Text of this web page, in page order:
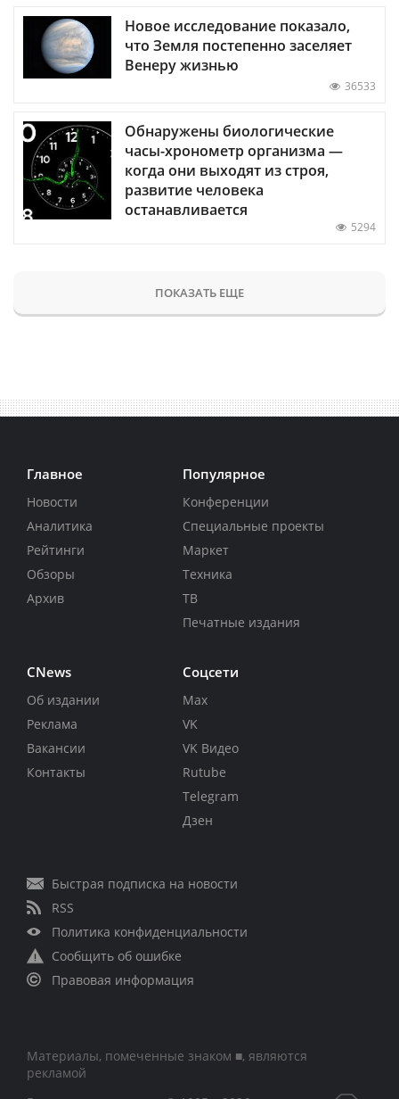
Новое исследование показало,
что Земля постепенно заселяет
Венеру жизнью
36533
Обнаружены биологические
часы-хронометр организма —
когда они выходят из строя,
развитие человека
останавливается
5294
ПОКАЗАТЬ ЕЩЕ
Главное
Новости
Аналитика
Рейтинги
Обзоры
Архив
Популярное
Конференции
Специальные проекты
Маркет
Техника
ТВ
Печатные издания
CNews
Об издании
Реклама
Вакансии
Контакты
Соцсети
Max
VK
VK Видео
Rutube
Telegram
Дзен
Быстрая подписка на новости
RSS
Политика конфиденциальности
Сообщить об ошибке
Правовая информация
Материалы, помеченные знаком ■, являются
рекламой